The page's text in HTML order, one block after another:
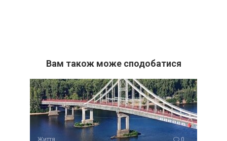
Вам також може сподобатися
Життя 0